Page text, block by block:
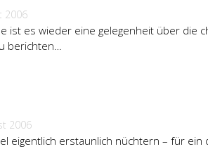
2006
ist es wieder eine gelegenheit über die
berichten…
2006
eigentlich erstaunlich nüchtern – für